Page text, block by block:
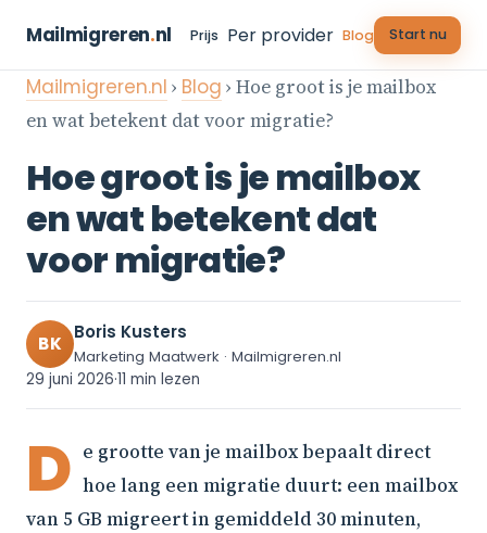
Mailmigreren.nl Prijs Per provider Blog Start nu
Mailmigreren.nl › Blog › Hoe groot is je mailbox
en wat betekent dat voor migratie?
Hoe groot is je mailbox
en wat betekent dat
voor migratie?
BK Boris Kusters
Marketing Maatwerk · Mailmigreren.nl
29 juni 2026·11 min lezen
D e grootte van je mailbox bepaalt direct
hoe lang een migratie duurt: een mailbox
van 5 GB migreert in gemiddeld 30 minuten,